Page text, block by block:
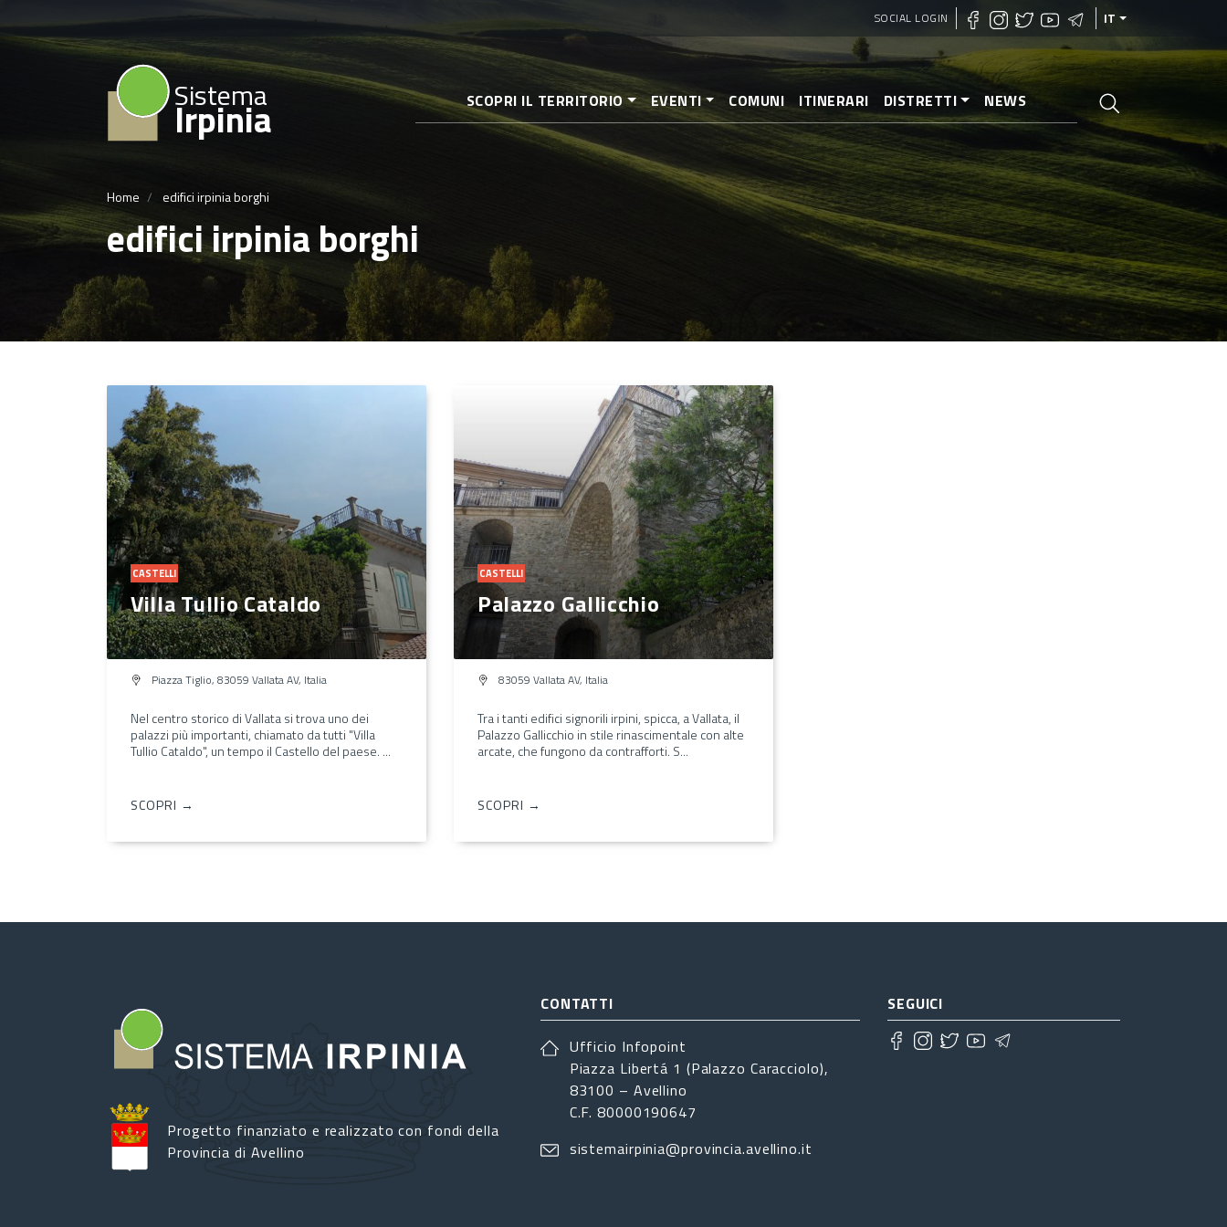
al
contenuto
principale
SOCIAL LOGIN IT
Sistema
Irpinia SCOPRI IL TERRITORIO EVENTI COMUNI ITINERARI DISTRETTI NEWS
Home edifici irpinia borghi
edifici irpinia borghi
CASTELLI
Villa Tullio Cataldo
Piazza Tiglio, 83059 Vallata AV, Italia
Nel centro storico di Vallata si trova uno dei
palazzi più importanti, chiamato da tutti "Villa
Tullio Cataldo", un tempo il Castello del paese. ...
SCOPRI →
CASTELLI
Palazzo Gallicchio
83059 Vallata AV, Italia
Tra i tanti edifici signorili irpini, spicca, a Vallata, il
Palazzo Gallicchio in stile rinascimentale con alte
arcate, che fungono da contrafforti. S...
SCOPRI →
Progetto finanziato e realizzato con fondi della
Provincia di Avellino
CONTATTI
Ufficio Infopoint
Piazza Libertá 1 (Palazzo Caracciolo),
83100 – Avellino
C.F. 80000190647
sistemairpinia@provincia.avellino.it
SEGUICI